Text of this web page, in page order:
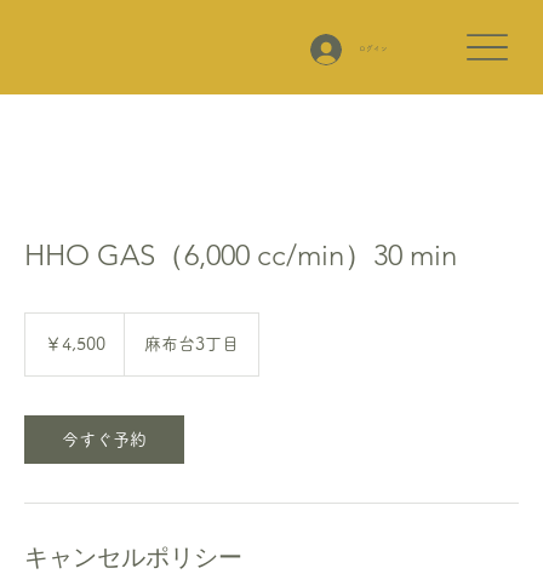
ログイン
HHO GAS（6,000 cc/min）30 min
￥4,500 麻布台3丁目
今すぐ予約
キャンセルポリシー